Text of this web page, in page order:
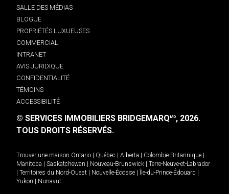
SALLE DES MÉDIAS
BLOGUE
PROPRIÉTÉS LUXUEUSES
COMMERCIAL
INTRANET
AVIS JURIDIQUE
CONFIDENTIALITÉ
TÉMOINS
ACCESSIBILITÉ
© SERVICES IMMOBILIERS BRIDGEMARQMD, 2026.
TOUS DROITS RÉSERVÉS.
Trouver une maison Ontario Québec Alberta Colombie-Britannique
Manitoba
Saskatchewan Nouveau-Brunswick
Terre-Neuve-et-Labrador
Territoires du Nord-Ouest Nouvelle-Écosse Île-du-Prince-Édouard
Yukon
Nunavut.